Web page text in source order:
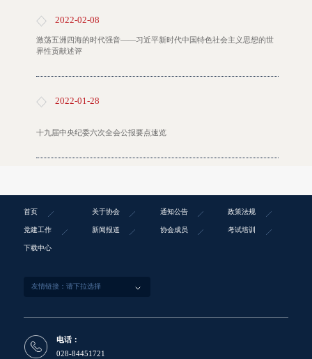
2022-02-08
激荡五洲四海的时代强音——习近平新时代中国特色社会主义思想的世
界性贡献述评
2022-01-28
十九届中央纪委六次全会公报要点速览
首页 关于协会 通知公告 政策法规
党建工作 新闻报道 协会成员 考试培训
下载中心
电话：
028-84451721